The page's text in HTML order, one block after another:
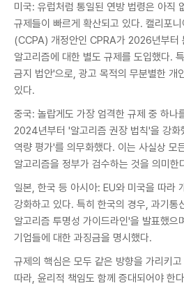
미국: 유럽처럼 통일된 연방 법령은 아직
규제들이 빠르게 확산되고 있다. 캘리포
(CCPA) 개정안인 CPRA가 2026년부터
알고리즘에 대한 별도 규제를 도입했다.
금지 법안'으로, 광고 목적의 무분별한 개
있다.
중국: 놀랍게도 가장 엄격한 규제 중 하나
2024년부터 '알고리즘 권장 법칙'을 강
역량 평가'를 의무화했다. 이는 사실상 모
알고리즘을 정부가 검수하는 것을 의미한
일본, 한국 등 아시아: EU와 미국을 따라
강화하고 있다. 특히 한국의 경우, 과기
알고리즘 투명성 가이드라인'을 발표했으
기업들에 대한 과징금을 명시했다.
규제의 핵심은 모두 같은 방향을 가리키
따라, 윤리적 책임도 함께 증대되어야 한